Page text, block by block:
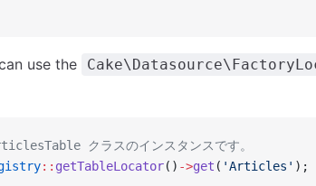
use the
クラスのインスタンスです。
:: getTableLocator() ->get ( 'Articles' );